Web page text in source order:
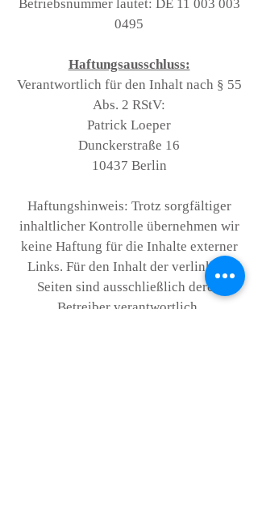
Betriebsnummer lautet: DE 11 003 003
0495
Haftungsausschluss:
Verantwortlich für den Inhalt nach § 55
Abs. 2 RStV:
Patrick Loeper
Dunckerstraße 16
10437 Berlin
Haftungshinweis: Trotz sorgfältiger
inhaltlicher Kontrolle übernehmen wir
keine Haftung für die Inhalte externer
Links. Für den Inhalt der verlinkten
Seiten sind ausschließlich deren
Betreiber verantwortlich.